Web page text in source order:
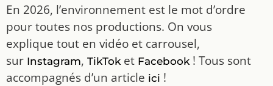
En 2026, l’environnement est le mot d’ordre
pour toutes nos productions. On vous
explique tout en vidéo et carrousel,
sur Instagram, TikToket Facebook! Tous sont
accompagnés d’un article ici !